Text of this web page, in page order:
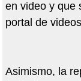
en video y que
portal de
Asimismo, la